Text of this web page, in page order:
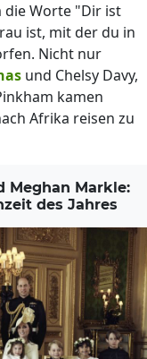
die Worte "Dir ist
ist, mit der du in
Nicht nur
und Chelsy Davy,
kamen
Afrika reisen zu
Meghan Markle:
des Jahres